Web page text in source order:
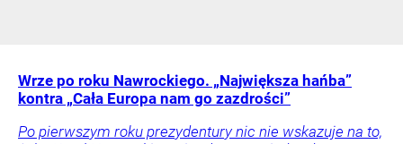
Wrze po roku Nawrockiego. „Największa hańba”
kontra „Cała Europa nam go zazdrości”
Po pierwszym roku prezydentury nic nie wskazuje na to,